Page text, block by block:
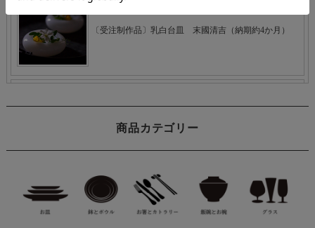
商品カテゴリー